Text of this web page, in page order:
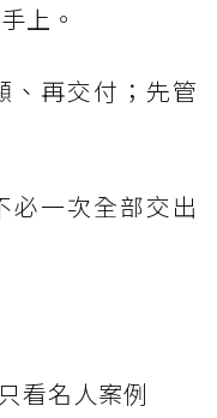
上。
、再交付；先管
必一次全部交出
看名人案例